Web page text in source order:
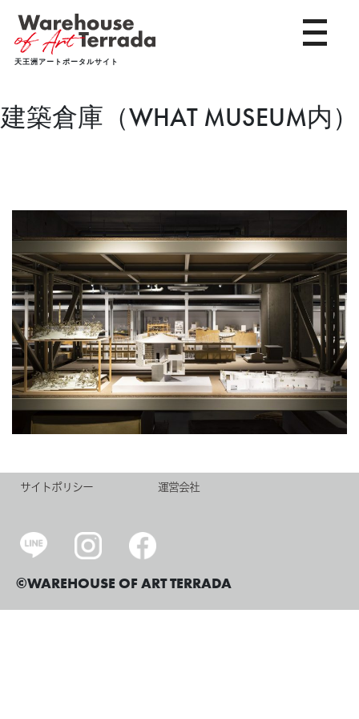
天王洲アートポータルサイト
toggle
建築倉庫（WHAT MUSEUM内）
サイトポリシー 運営会社
©WAREHOUSE OF ART TERRADA